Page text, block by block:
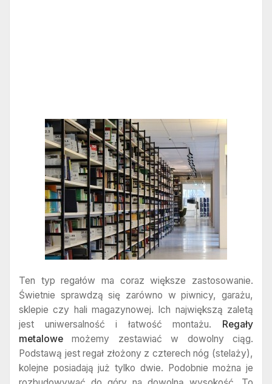
Ten typ regałów ma coraz większe zastosowanie.
Świetnie sprawdzą się zarówno w piwnicy, garażu,
sklepie czy hali magazynowej. Ich największą zaletą
jest uniwersalność i łatwość montażu. Regały
metalowe możemy zestawiać w dowolny ciąg.
Podstawą jest regał złożony z czterech nóg (stelaży),
kolejne posiadają już tylko dwie. Podobnie można je